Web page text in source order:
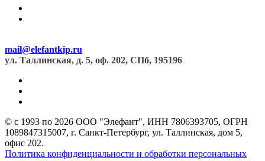
mail@elefantkip.ru
ул. Таллинская, д. 5, оф. 202, СПб, 195196
© с 1993 по 2026 ООО "Элефант", ИНН 7806393705, ОГРН
1089847315007, г. Санкт-Петербург, ул. Таллинская, дом 5,
офис 202.
Политика конфиденциальности и обработки персональных